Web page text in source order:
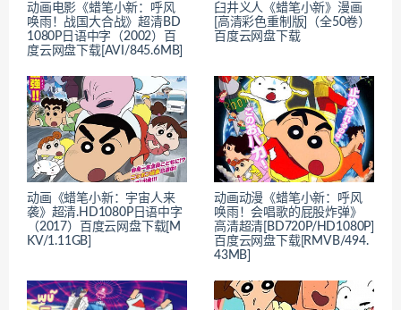
动画电影《蜡笔小新：呼风
唤雨！战国大合战》超清BD
1080P日语中字（2002）百
度云网盘下载[AVI/845.6MB]
臼井义人《蜡笔小新》漫画
[高清彩色重制版]（全50卷）
百度云网盘下载
动画《蜡笔小新：宇宙人来
袭》超清.HD1080P日语中字
（2017）百度云网盘下载[M
KV/1.11GB]
动画动漫《蜡笔小新：呼风
唤雨！会唱歌的屁股炸弹》
高清超清[BD720P/HD1080P]
百度云网盘下载[RMVB/494.
43MB]